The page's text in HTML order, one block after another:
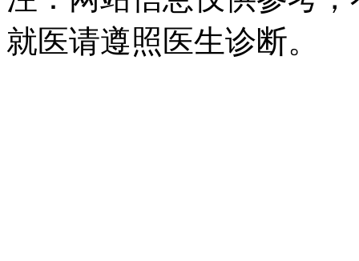
就医请遵照医生诊断。